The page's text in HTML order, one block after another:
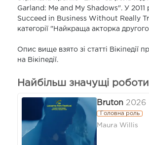
Garland: Me and My Shadows". У 2011
Succeed in Business Without Really
категорії "Найкраща акторка
Опис вище взято зі статті
на Вікіпедії.
Найбільш значущі
Bruton 2026
Головна роль
Maura Willis